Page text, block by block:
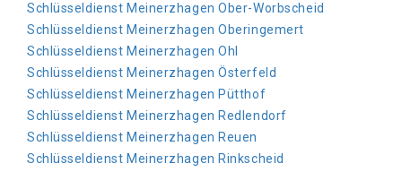
Schlüsseldienst Meinerzhagen Ober-Worbscheid
Schlüsseldienst Meinerzhagen Oberingemert
Schlüsseldienst Meinerzhagen Ohl
Schlüsseldienst Meinerzhagen Österfeld
Schlüsseldienst Meinerzhagen Pütthof
Schlüsseldienst Meinerzhagen Redlendorf
Schlüsseldienst Meinerzhagen Reuen
Schlüsseldienst Meinerzhagen Rinkscheid